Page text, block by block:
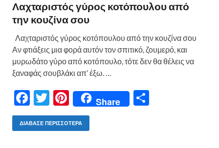
Λαχταριστός γύρος κοτόπουλου από
την κουζίνα σου
Λαχταριστός γύρος κοτόπουλου από την κουζίνα σου
Αν φτιάξεις μια φορά αυτόν τον σπιτικό, ζουμερό, και
μυρωδάτο γύρο από κοτόπουλο, τότε δεν θα θέλεις να
ξαναφάς σουβλάκι απ’ έξω. …
F
ac
e
T
w
itt
Pi
nt
er
Share
ΔΙΆΒΑΣΕ ΠΕΡΙΣΣΌΤΕΡΑ